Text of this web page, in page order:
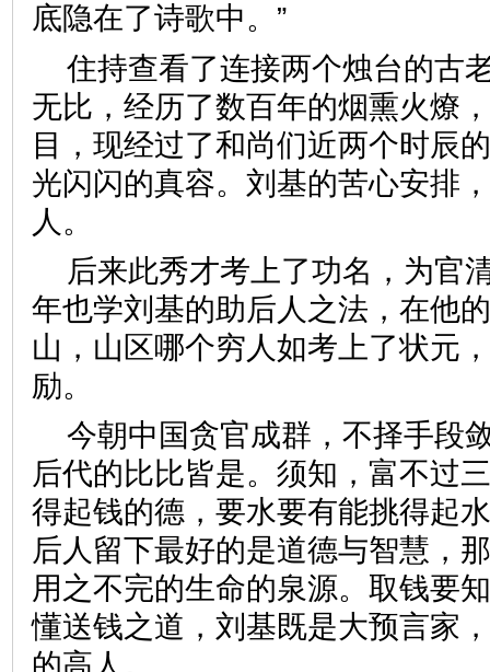
底隐在了诗歌中。”
住持查看了连接两个烛台的古
无比，经历了数百年的烟熏火燎
目，现经过了和尚们近两个时辰
光闪闪的真容。刘基的苦心安排
人。
后来此秀才考上了功名，为官
年也学刘基的助后人之法，在他
山，山区哪个穷人如考上了状元
励。
今朝中国贪官成群，不择手段
后代的比比皆是。须知，富不过
得起钱的德，要水要有能挑得起
后人留下最好的是道德与智慧，
用之不完的生命的泉源。取钱要
懂送钱之道，刘基既是大预言家
的高人。